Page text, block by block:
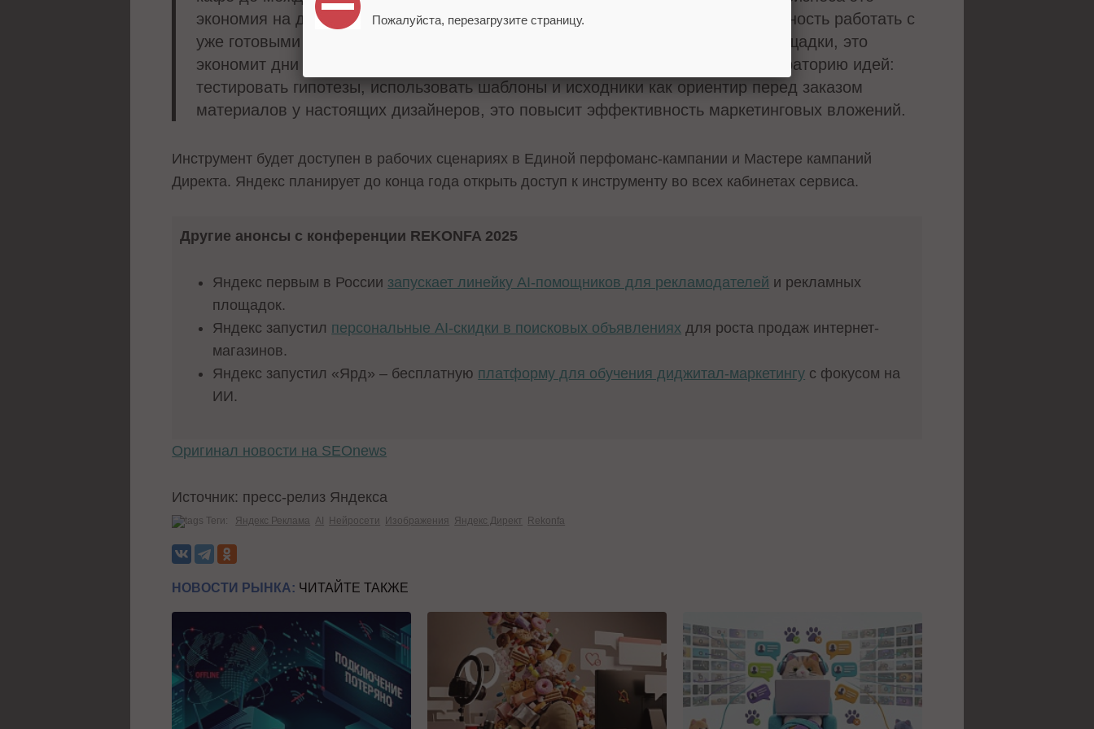
экономия на дизайне. Среднему бизнесу AI-редактор даст скорость и возможность работать с
уже готовыми дизайнами, адаптируя и меняя их под разные аудитории и площадки, это
экономит дни работы. А крупные компании смогут использовать его как лабораторию идей:
тестировать гипотезы, использовать шаблоны и исходники как ориентир перед заказом
материалов у настоящих дизайнеров, это повысит эффективность маркетинговых вложений.
Инструмент будет доступен в рабочих сценариях в Единой перфоманс-кампании и Мастере кампаний
Директа. Яндекс планирует до конца года открыть доступ к инструменту во всех кабинетах сервиса.
Другие анонсы с конференции REKONFA 2025
Яндекс первым в России запускает линейку AI-помощников для рекламодателей и рекламных
площадок.
Яндекс запустил персональные AI-скидки в поисковых объявлениях для роста продаж интернет-
магазинов.
Яндекс запустил «Ярд» – бесплатную платформу для обучения диджитал-маркетингу с фокусом на
ИИ.
Оригинал новости на SEOnews
Источник: пресс-релиз Яндекса
Теги: Яндекс Реклама AI Нейросети Изображения Яндекс Директ Rekonfa
НОВОСТИ РЫНКА: ЧИТАЙТЕ ТАКЖЕ
Пожалуйста, перезагрузите страницу.